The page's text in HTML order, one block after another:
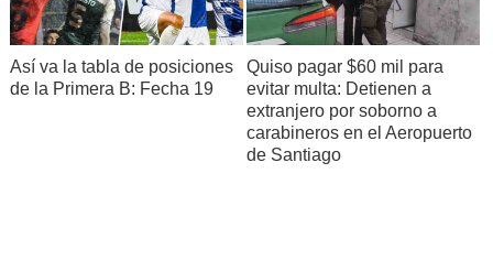
Así va la tabla de posiciones
de la Primera B: Fecha 19
Quiso pagar $60 mil para
evitar multa: Detienen a
extranjero por soborno a
carabineros en el Aeropuerto
de Santiago